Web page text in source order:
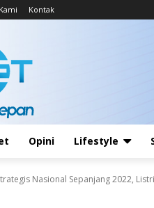
Kontak
Opini Lifestyle
Nasional Sepanjang 2022,